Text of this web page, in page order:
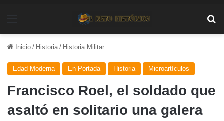
Inicio / Historia / Historia Militar
Edad Moderna En Portada Historia Microartículos
Francisco Roel, el soldado que
asaltó en solitario una galera